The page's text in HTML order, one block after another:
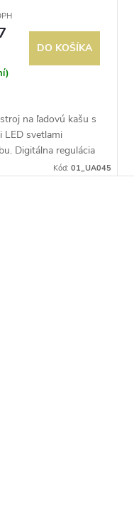
DO KOŠÍKA
na ľadovú kašu s
LED svetlami
Digitálna regulácia
od iných strojov
Kód: 01_UA045